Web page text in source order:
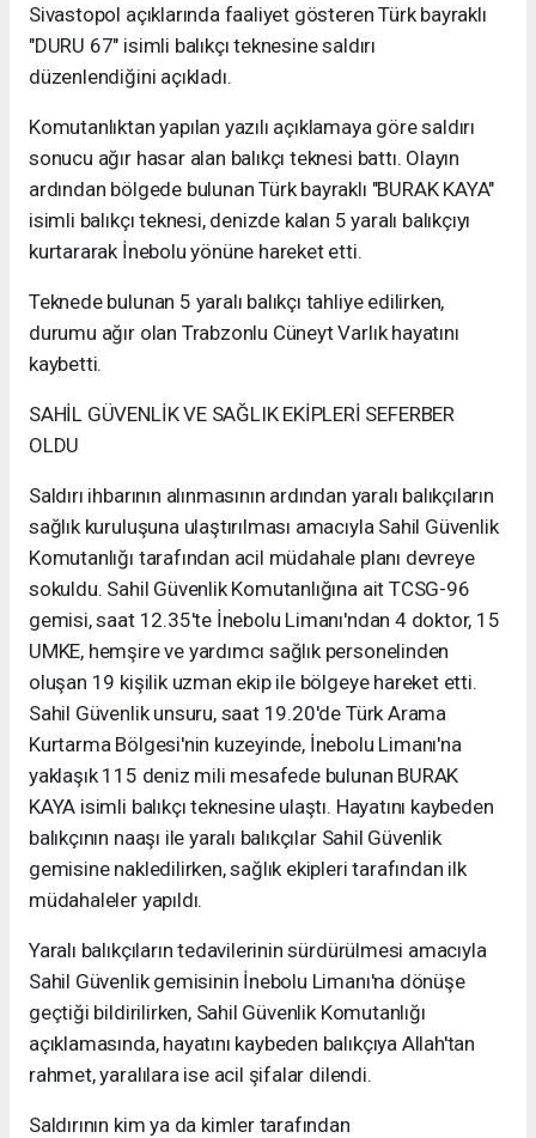
Sivastopol açıklarında faaliyet gösteren Türk bayraklı
"DURU 67" isimli balıkçı teknesine saldırı
düzenlendiğini açıkladı.
Komutanlıktan yapılan yazılı açıklamaya göre saldırı
sonucu ağır hasar alan balıkçı teknesi battı. Olayın
ardından bölgede bulunan Türk bayraklı "BURAK KAYA"
isimli balıkçı teknesi, denizde kalan 5 yaralı balıkçıyı
kurtararak İnebolu yönüne hareket etti.
Teknede bulunan 5 yaralı balıkçı tahliye edilirken,
durumu ağır olan Trabzonlu Cüneyt Varlık hayatını
kaybetti.
SAHİL GÜVENLİK VE SAĞLIK EKİPLERİ SEFERBER
OLDU
Saldırı ihbarının alınmasının ardından yaralı balıkçıların
sağlık kuruluşuna ulaştırılması amacıyla Sahil Güvenlik
Komutanlığı tarafından acil müdahale planı devreye
sokuldu. Sahil Güvenlik Komutanlığına ait TCSG-96
gemisi, saat 12.35'te İnebolu Limanı'ndan 4 doktor, 15
UMKE, hemşire ve yardımcı sağlık personelinden
oluşan 19 kişilik uzman ekip ile bölgeye hareket etti.
Sahil Güvenlik unsuru, saat 19.20'de Türk Arama
Kurtarma Bölgesi'nin kuzeyinde, İnebolu Limanı'na
yaklaşık 115 deniz mili mesafede bulunan BURAK
KAYA isimli balıkçı teknesine ulaştı. Hayatını kaybeden
balıkçının naaşı ile yaralı balıkçılar Sahil Güvenlik
gemisine nakledilirken, sağlık ekipleri tarafından ilk
müdahaleler yapıldı.
Yaralı balıkçıların tedavilerinin sürdürülmesi amacıyla
Sahil Güvenlik gemisinin İnebolu Limanı'na dönüşe
geçtiği bildirilirken, Sahil Güvenlik Komutanlığı
açıklamasında, hayatını kaybeden balıkçıya Allah'tan
rahmet, yaralılara ise acil şifalar dilendi.
Saldırının kim ya da kimler tarafından